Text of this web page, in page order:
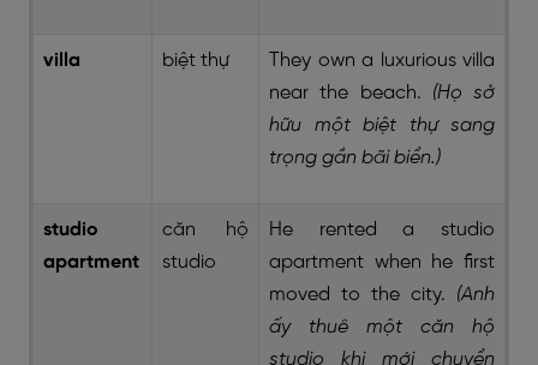
villa biệt thự
They own a luxurious villa
near the beach.
(Họ sở
hữu một biệt thự sang
trọng gần bãi biển.)
studio
apartment
căn hộ
studio
He rented a studio
apartment when he first
moved to the city.
(Anh
ấy thuê một căn hộ
studio khi mới chuyển